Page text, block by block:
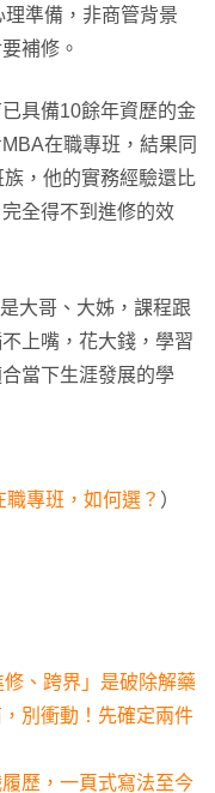
準備，非商管背景
補修。
具備10餘年資歷的金
在職專班，結果同
，他的實務經驗還比
全得不到進修的效
大哥、大姊，課程跟
上嘴，花大錢，學習
當下生涯發展的學
專班，如何選？ ）
、跨界」是破除解藥
別衝動！先確定兩件
歷，一頁式寫法至今